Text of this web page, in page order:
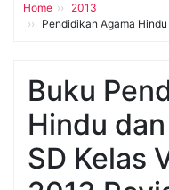
Home
2013
Pendidikan Agama
Buku
Hindu
SD Kelas